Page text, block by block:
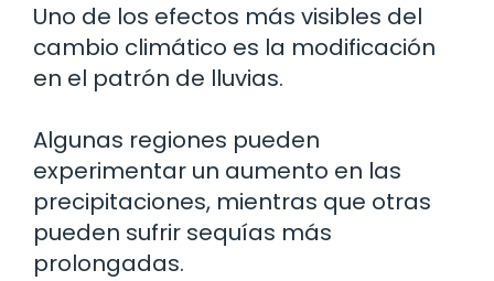
Uno de los efectos más visibles del
cambio climático es la modificación
en el patrón de lluvias.
Algunas regiones pueden
experimentar un aumento en las
precipitaciones, mientras que otras
pueden sufrir sequías más
prolongadas.